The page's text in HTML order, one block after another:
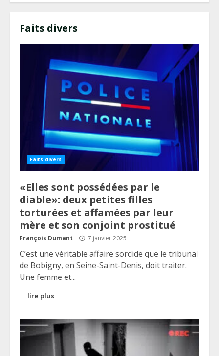
Faits divers
Faits divers
«Elles sont possédées par le
diable»: deux petites filles
torturées et affamées par leur
mère et son conjoint prostitué
François Dumant 7 janvier 2025
C’est une véritable affaire sordide que le tribunal
de Bobigny, en Seine-Saint-Denis, doit traiter.
Une femme et...
lire plus